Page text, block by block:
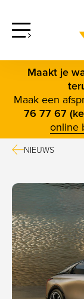
Maakt je
Maak een
76 77 67
online
NIEUWS